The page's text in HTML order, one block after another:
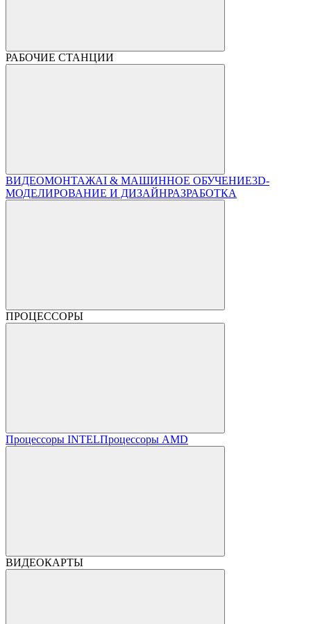
РАБОЧИЕ СТАНЦИИ
ВИДЕОМОНТАЖAI & МАШИННОЕ ОБУЧЕНИЕ3D-
МОДЕЛИРОВАНИЕ И ДИЗАЙНРАЗРАБОТКА
ПРОЦЕССОРЫ
Процессоры INTELПроцессоры AMD
ВИДЕОКАРТЫ